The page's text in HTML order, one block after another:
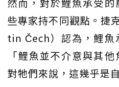
些專家持不同觀點。捷
tin Čech）認為，鯉魚
「鯉魚並不介意與其
對牠們來說，這幾乎是